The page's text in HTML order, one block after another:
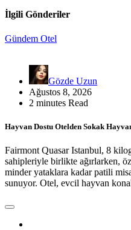
İlgili Gönderiler
Gündem Otel
Gözde Uzun
Ağustos 8, 2026
2 minutes Read
Hayvan Dostu Otelden Sokak
Fairmont Quasar Istanbul, 8
sahipleriyle birlikte ağırlarken,
minder yataklara kadar patili
sunuyor. Otel, evcil hayvan